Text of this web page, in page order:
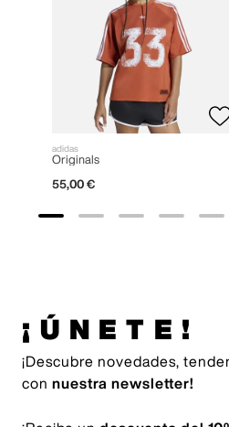
adidas
Originals
55,00 €
¡ÚNETE!
¡Descubre novedades,
con nuestra newsletter!